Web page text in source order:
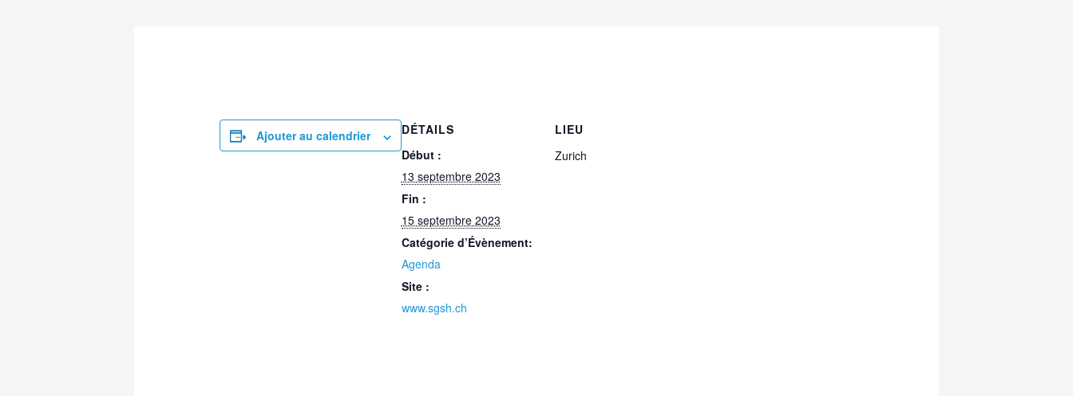
Ajouter au calendrier
DÉTAILS
Début :
13 septembre 2023
Fin :
15 septembre 2023
Catégorie d’Évènement:
Agenda
Site :
www.sgsh.ch
LIEU
Zurich